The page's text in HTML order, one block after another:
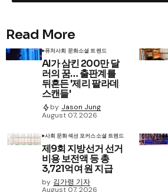
Read More
퓨처사회 문화소셜 트렌드
AI가 삼킨 200만 달
러의 꿈… 출판계를
뒤흔든 '제리 팔라데
스캔들'
by Jason Jung
August 07, 2026
사회 문화섹션 포커스소셜 트렌드
제9회 지방선거 선거
비용 보전액 등 총
3,721억여 원 지급
by 김가령 기자
August 07, 2026